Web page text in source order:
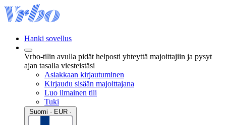
Hanki sovellus
Vrbo-tilin avulla pidät helposti yhteyttä majoittajiin ja pysyt
ajan tasalla viesteistäsi
Asiakkaan kirjautuminen
Kirjaudu sisään majoittajana
Luo ilmainen tili
Tuki